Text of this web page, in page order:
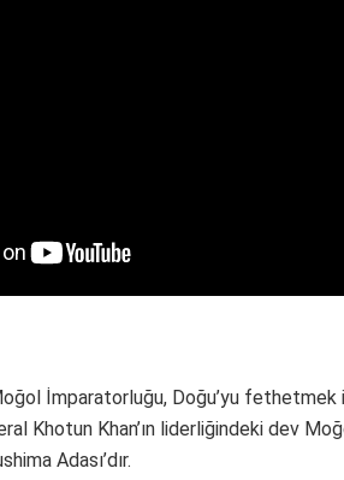
İmparatorluğu, Doğu’yu
Khotun Khan’ın liderliğindeki dev
Adası’dır.